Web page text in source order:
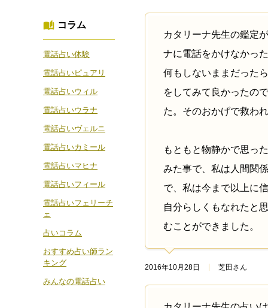
カタリーナ先生の鑑定
ナに電話をかけなかっ
何もしないままだった
をしてみて良かったの
た。そのおかげで救わ
もともと物静かで思っ
みた事で、私は人間関
で、私は今まで以上に
自分らしくもなれたと
むことができました。
2016年10月28日 芝田さん
コラム
電話占い体験
電話占いピュアリ
電話占いウィル
電話占いウラナ
電話占いヴェルニ
電話占いカミール
電話占いマヒナ
電話占いフィール
電話占いフェリーチ
ェ
占いコラム
おすすめ占い師ラン
キング
みんなの電話占い